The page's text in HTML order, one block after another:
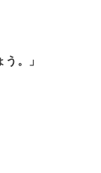
。」